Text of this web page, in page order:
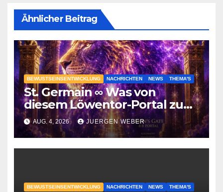
Ähnlicher Beitrag
BEWUSTSEINSENTWICKLUNG NACHRICHTEN NEWS THEMA'S
St. Germain ∞ Was von
diesem Löwentor-Portal zu
erwarten ist
AUG. 4, 2026 JUERGEN WEBER
BEWUSTSEINSENTWICKLUNG NACHRICHTEN NEWS THEMA'S